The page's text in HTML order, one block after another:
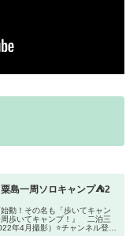
島一周ソロキャンプ⛺2
動！その名も「歩いてキャン
周歩いてキャンプ！』 二泊三
年4月撮影）⭐チャンネル登録